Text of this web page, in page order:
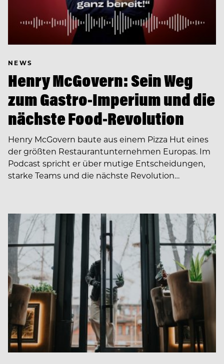
NEWS
Henry McGovern: Sein Weg
zum Gastro-Imperium und die
nächste Food-Revolution
Henry McGovern baute aus einem Pizza Hut eines
der größten Restaurantunternehmen Europas. Im
Podcast spricht er über mutige Entscheidungen,
starke Teams und die nächste Revolution…